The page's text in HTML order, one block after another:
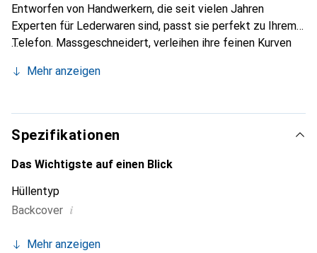
Entworfen von Handwerkern, die seit vielen Jahren
Experten für Lederwaren sind, passt sie perfekt zu Ihrem
Telefon. Massgeschneidert, verleihen ihre feinen Kurven
unverzichtbaren Accessoire für Ihr Smartphone.
die Marke Noreve eine sichere Wahl für eine
anspruchsvolle Kundschaft.
Mehr anzeigen
Spezifikationen
Das Wichtigste auf einen Blick
Hüllentyp
Backcover i
Mehr anzeigen